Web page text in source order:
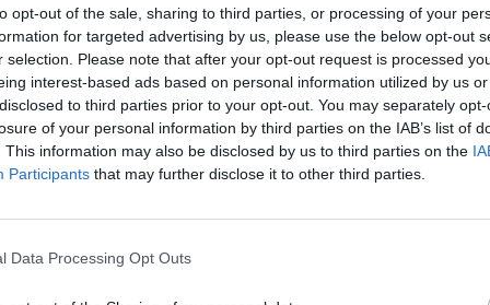
opt-out of the sale, sharing to third parties, or processing of your
for targeted advertising by us, please use the below opt-out
selection. Please note that after your opt-out request is processed
interest-based ads based on personal information utilized by us
to third parties prior to your opt-out. You may separately
of your personal information by third parties on the IAB’s list of
This information may also be disclosed by us to third parties on the
Participants that may further disclose it to other third parties.
Data Processing Opt Outs
del